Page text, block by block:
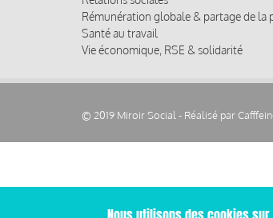
Rémunération globale & partage de la
Santé au travail
Vie économique, RSE & solidarité
© 2019 Miroir Social - Réalisé par